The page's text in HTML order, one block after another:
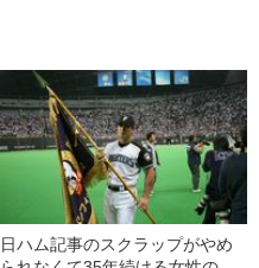
日ハム記事のスクラップがやめ